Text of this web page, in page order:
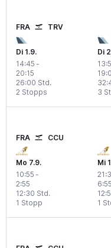
FRA TRV
Di 1.9.
14:45 -
20:15
2 Stopps
26:00 Std.
Di
3
FRA CCU
Mo 7.9.
10:55 -
2:55
1 Stopp
12:30 Std.
Mi
6:55
1